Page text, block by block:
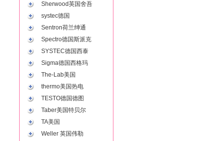
Sherwood英国舍吾
systec德国
Sentron荷兰绅通
Spectro德国斯派克
SYSTEC德国西泰
Sigma德国西格玛
The-Lab美国
thermo美国热电
TESTO德国德图
Taber美国特贝尔
TA美国
Weller 英国伟勒